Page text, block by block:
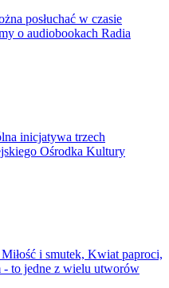
posłuchać w czasie
o audiobookach Radia
inicjatywa trzech
Ośrodka Kultury
i smutek, Kwiat paproci,
- to jedne z wielu utworów